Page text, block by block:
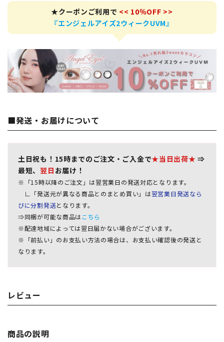
★クーポンご利用で << 10％OFF >>
『エンジェルアイズ2ウィークUVM』
■発送・お届けについて
土日祝も！15時までのご注文・ご入金で★当日出荷★ ⇒
最短、翌日 お届け！
※「15時以降のご注文」は翌営業日の発送対応となります。
∟「発送元が異なる商品とのまとめ買い」は翌営業日発送なら
びに分割発送となります。
⇒同梱が可能な商品はこちら
※配達地域によっては翌日届かない場合がございます。
※「前払い」のお支払い方法の場合は、お支払い確認後の発送と
なります。
レビュー
商品の説明